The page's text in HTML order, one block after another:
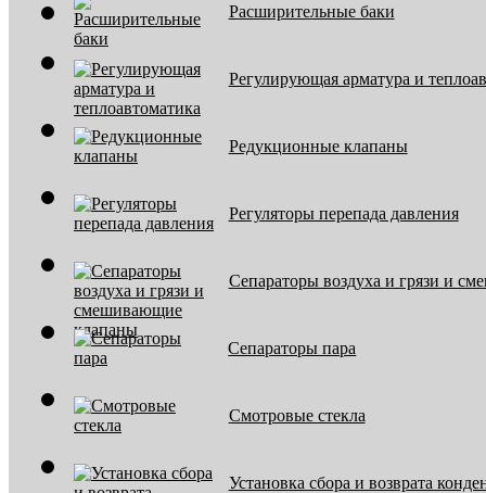
Расширительные баки
Регулирующая арматура и
Редукционные клапаны
Регуляторы перепада давления
Сепараторы воздуха и грязи и
Сепараторы пара
Смотровые стекла
Установка сбора и возврата